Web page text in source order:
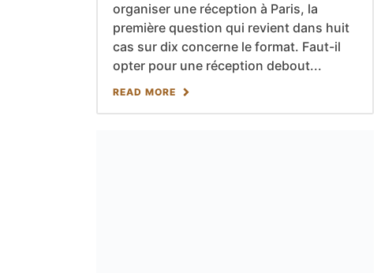
organiser une réception à Paris, la
première question qui revient dans huit
cas sur dix concerne le format. Faut-il
opter pour une réception debout...
READ MORE